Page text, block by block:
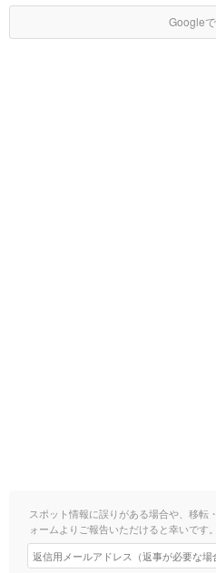
Google
スポット情報に誤りがある場合や、移転
ォームよりご報告いただけると幸いです。